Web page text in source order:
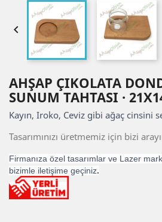

AHŞAP ÇIKOLATA
SUNUM TAHTASI ·
Kayın, Iroko, Ceviz gibi ağaç cinsini
Tasarımınızı üretmemiz için bizi
Firmanıza özel tasarımlar ve Lazer
bizimle iletişime geçiniz.